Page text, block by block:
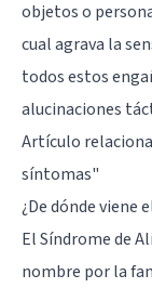
objetos o
cual agrava la
todos estos
alucinaciones
Artículo
síntomas"
¿De dónde viene
El Síndrome de
nombre por la